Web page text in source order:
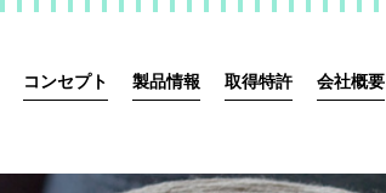
コンセプト 製品情報 取得特許 会社概要